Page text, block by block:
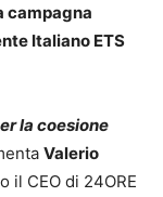
campagna
Italiano ETS
la coesione
Valerio
il CEO di 24ORE